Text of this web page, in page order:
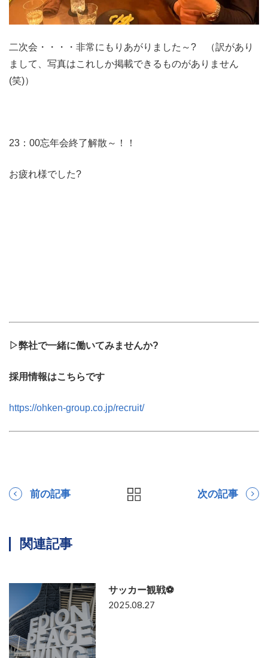
二次会・・・・非常にもりあがりました～? （訳があり
まして、写真はこれしか掲載できるものがありません
(笑)）
23：00忘年会終了解散～！！
お疲れ様でした?
▷弊社で一緒に働いてみませんか?
採用情報はこちらです
https://ohken-group.co.jp/recruit/
前の記事 次の記事
関連記事
サッカー観戦⚽
2025.08.27